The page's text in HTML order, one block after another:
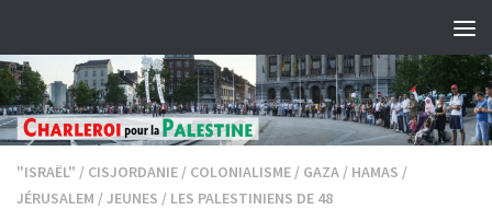
"ISRAËL" / CISJORDANIE / COLONIALISME / GAZA / HAMAS /
JÉRUSALEM /JEUNES / LES PALESTINIENS DE 48